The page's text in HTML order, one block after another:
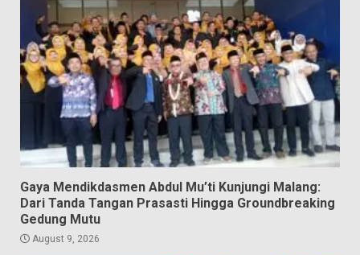
Gaya Mendikdasmen Abdul Mu’ti Kunjungi Malang:
Dari Tanda Tangan Prasasti Hingga Groundbreaking
Gedung Mutu
August 9, 2026